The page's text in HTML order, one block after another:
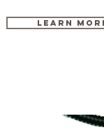
LEARN